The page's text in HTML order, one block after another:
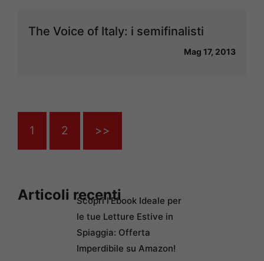
The Voice of Italy: i semifinalisti
Mag 17, 2013
1 2 >>
Articoli recentiScopri l’Ebook Ideale per
le tue Letture Estive in
Spiaggia: Offerta
Imperdibile su Amazon!